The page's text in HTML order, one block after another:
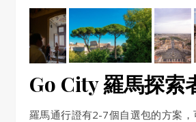
Go City 羅馬探索
羅馬通行證有2-7個自選包的方案，